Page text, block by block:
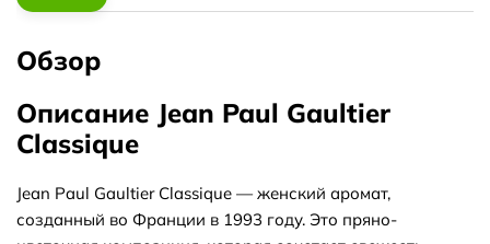
Обзор
Описание Jean Paul Gaultier
Classique
Jean Paul Gaultier Classique — женский аромат,
созданный во Франции в 1993 году. Это пряно-